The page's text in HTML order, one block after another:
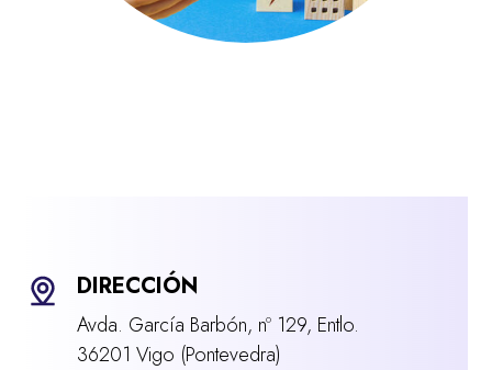
DIRECCIÓN
Avda. García Barbón, nº 129, Entlo.
36201 Vigo (Pontevedra)